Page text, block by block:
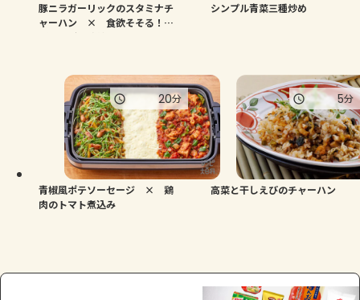
豚ニラガーリックのスタミナチ
ャーハン × 食欲そそる！え
びじゃが香味炒め
シンプル青菜三種炒め
青椒風ポテソーセージ × 鶏
肉のトマト煮込み
20分
高菜と干しえびのチャーハン
5分